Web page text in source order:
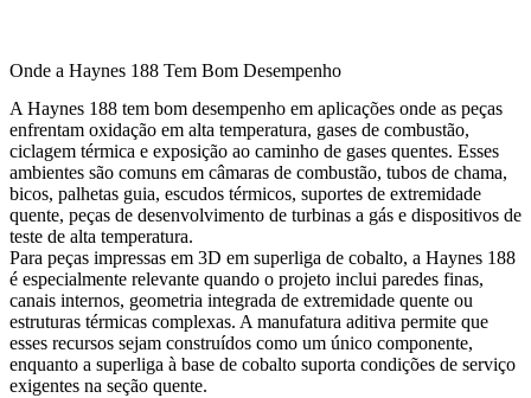
Onde a Haynes 188 Tem Bom Desempenho
A Haynes 188 tem bom desempenho em aplicações onde as peças
enfrentam oxidação em alta temperatura, gases de combustão,
ciclagem térmica e exposição ao caminho de gases quentes. Esses
ambientes são comuns em câmaras de combustão, tubos de chama,
bicos, palhetas guia, escudos térmicos, suportes de extremidade
quente, peças de desenvolvimento de turbinas a gás e dispositivos de
teste de alta temperatura.
Para peças impressas em 3D em superliga de cobalto, a Haynes 188
é especialmente relevante quando o projeto inclui paredes finas,
canais internos, geometria integrada de extremidade quente ou
estruturas térmicas complexas. A manufatura aditiva permite que
esses recursos sejam construídos como um único componente,
enquanto a superliga à base de cobalto suporta condições de serviço
exigentes na seção quente.